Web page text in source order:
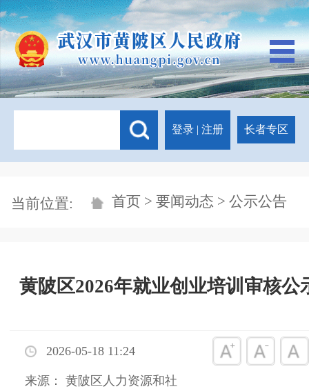
登录 | 注册 长者专区
当前位置: 首页 > 要闻动态 > 公示公告
黄陂区2026年就业创业培训审核公
2026-05-18 11:24
来源： 黄陂区人力资源和社